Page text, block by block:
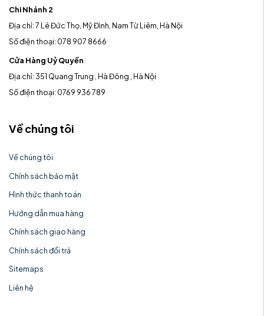
Chi Nhánh 2
Địa chỉ: 7 Lê Đức Thọ, Mỹ Đình, Nam Từ Liêm, Hà Nội
Số điện thoại: 078 907 8666
Cửa Hàng Uỷ Quyền
Địa chỉ: 351 Quang Trung , Hà Đông , Hà Nội
Số điện thoại: 0769 936 789
Về chúng tôi
Về chúng tôi
Chính sách bảo mật
Hình thức thanh toán
Hướng dẫn mua hàng
Chính sách giao hàng
Chính sách đổi trả
Sitemaps
Liên hệ